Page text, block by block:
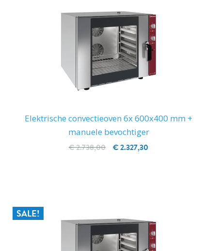
Elektrische convectieoven 6x 600x400 mm +
manuele bevochtiger
€ 2.327,30
€ 2.738,00
SALE!